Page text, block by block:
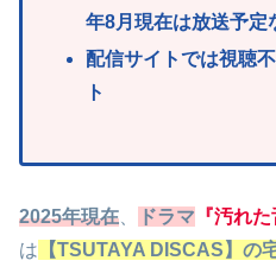
年8月現在は放送予定
配信サイトでは視聴
ト
2025年現在 ドラマ 『汚れた
は 【TSUTAYA DISCAS】の